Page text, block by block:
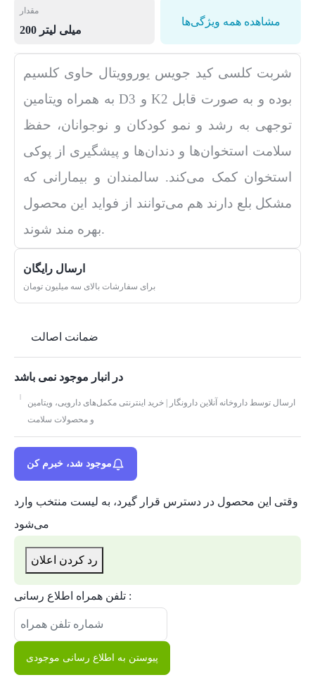
مقدار
200 میلی لیتر
مشاهده همه ویژگی‌ها
شربت کلسی کید جویس یوروویتال حاوی کلسیم
به همراه ویتامین D3 و K2 بوده و به صورت قابل
توجهی به رشد و نمو کودکان و نوجوانان، حفظ
سلامت استخوان‌ها و دندان‌ها و پیشگیری از پوکی
استخوان کمک می‌کند. سالمندان و بیمارانی که
مشکل بلع دارند هم می‌توانند از فواید این محصول
بهره مند شوند.
ارسال رایگان
برای سفارشات بالای سه میلیون تومان
ضمانت اصالت
در انبار موجود نمی باشد
ارسال توسط داروخانه آنلاین دارونگار | خرید اینترنتی مکمل‌های دارویی، ویتامین
و محصولات سلامت
موجود شد، خبرم کن
وقتی این محصول در دسترس قرار گیرد، به لیست منتخب وارد
می‌شود
رد کردن اعلان
تلفن همراه اطلاع رسانی :
پیوستن به اطلاع رسانی موجودی